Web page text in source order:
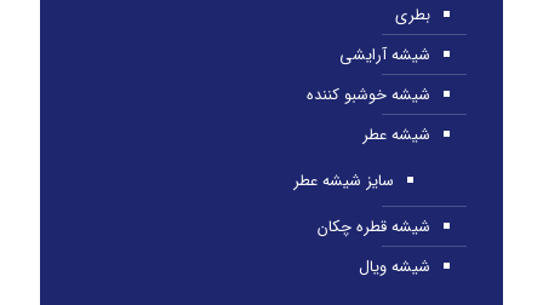
بطری
شیشه آرایشی
شیشه خوشبو کننده
شیشه عطر
سایز شیشه عطر
شیشه قطره چکان
شیشه ویال